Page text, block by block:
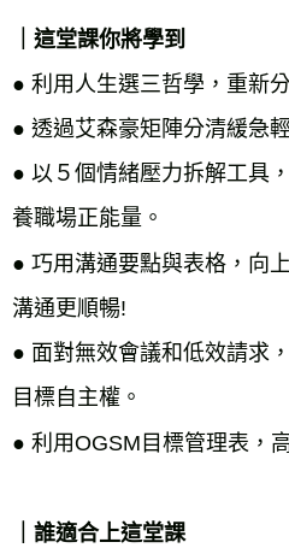
｜這堂課你將學到
● 利用人生選三哲學，重新
● 透過艾森豪矩陣分清緩急
● 以５個情緒壓力拆解工具
養職場正能量。
● 巧用溝通要點與表格，向
溝通更順暢!
● 面對無效會議和低效請求
目標自主權。
●
｜誰適合上這堂課